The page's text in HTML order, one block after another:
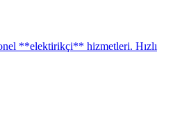
**elektirikçi** hizmetleri. Hızlı